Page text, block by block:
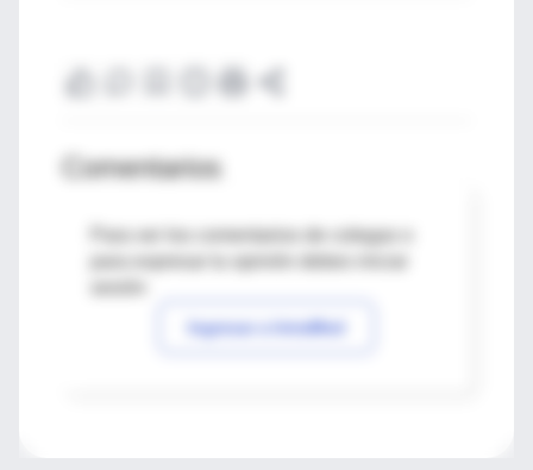
Comentarios
Para ver los comentarios de colegas o
Ingresar a IntraMed